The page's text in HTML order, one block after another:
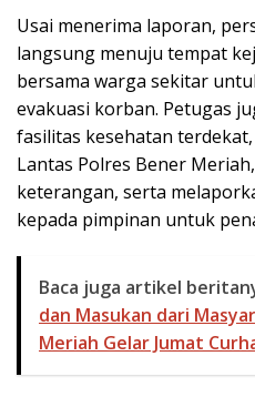
Usai menerima laporan,
langsung menuju tempat
bersama warga sekitar
evakuasi korban. Petugas
fasilitas kesehatan
Lantas Polres Bener
keterangan, serta
kepada pimpinan untuk
Baca juga artikel
dan Masukan dari
Meriah Gelar Jumat